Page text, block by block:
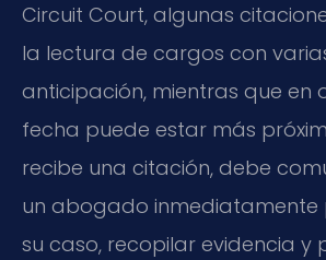
Circuit Court, algunas
la lectura de cargos con
anticipación, mientras que en
fecha puede estar más
recibe una citación, debe
un abogado inmediatamente
su caso, recopilar evidencia y